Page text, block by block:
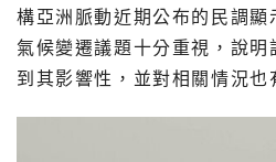
構亞洲脈動近期公布的民調顯
氣候變遷議題十分重視，說明
到其影響性，並對相關情況也